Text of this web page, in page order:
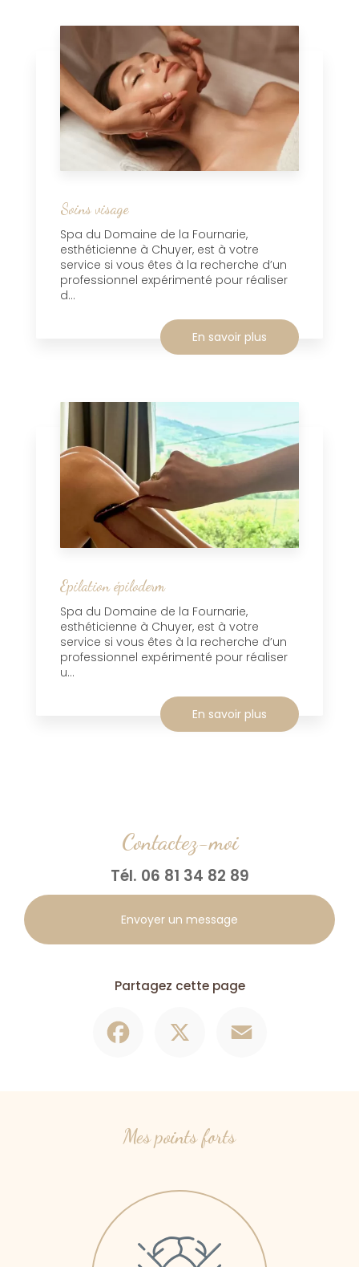
Soins visage
Spa du Domaine de la Fournarie,
esthéticienne à Chuyer, est à votre
service si vous êtes à la recherche d’un
professionnel expérimenté pour réaliser
d...
En savoir plus
Epilation épiloderm
Spa du Domaine de la Fournarie,
esthéticienne à Chuyer, est à votre
service si vous êtes à la recherche d’un
professionnel expérimenté pour réaliser
u...
En savoir plus
Contactez-moi
Tél. 06 81 34 82 89
Envoyer un message
Partagez cette page
Mes points forts